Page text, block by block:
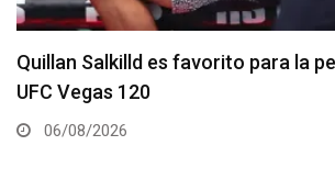
Se anuncia la cartelera completa
06/08/2026